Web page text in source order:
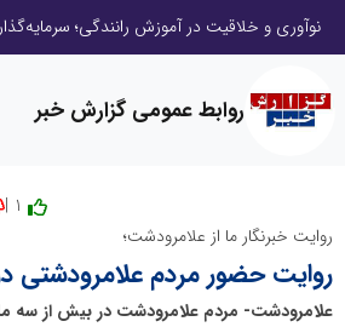
روابط عمومی گزارش خبر
روایت خبرنگار ما از علامرودشت؛
روایت حضور مردم علامرودشتی
علامرودشت- مردم علامرودشت در بیش از سه